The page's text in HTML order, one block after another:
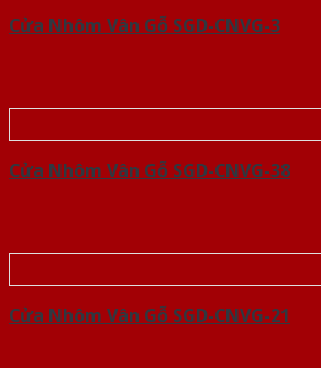
Cửa Nhôm Vân Gỗ SGD-CNVG-3
Cửa Nhôm Vân Gỗ SGD-CNVG-38
Cửa Nhôm Vân Gỗ SGD-CNVG-21